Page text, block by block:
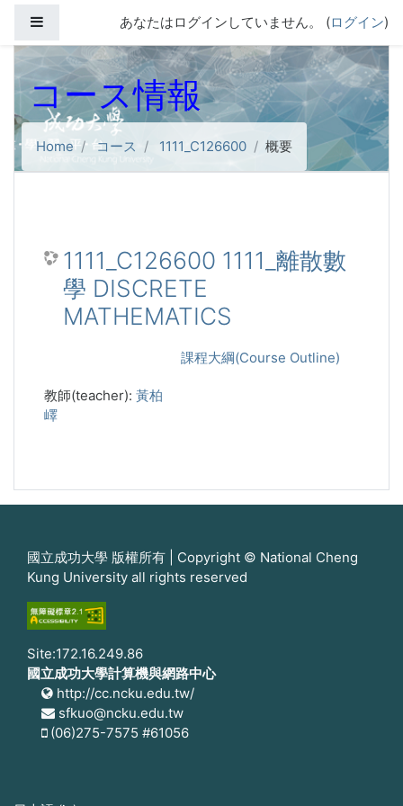
サイドパネルあなたはログインしていません。 (ログイン)
コース情報
Home コース 1111_C126600 概要
1111_C126600 1111_離散數
學 DISCRETE
MATHEMATICS
課程大綱(Course Outline)
教師(teacher): 黃柏
嶧
國立成功大學 版權所有 | Copyright © National Cheng
Kung University all rights reserved
Site:172.16.249.86
國立成功大學計算機與網路中心
http://cc.ncku.edu.tw/
sfkuo@ncku.edu.tw
(06)275-7575 #61056